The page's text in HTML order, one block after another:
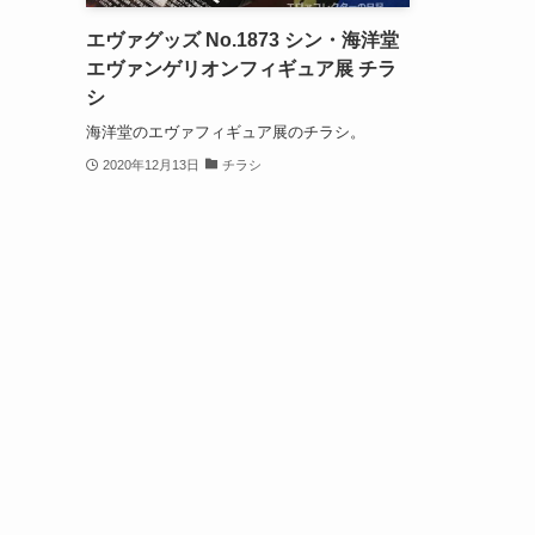
エヴァグッズ No.1873 シン・海洋堂
エヴァンゲリオンフィギュア展 チラ
シ
海洋堂のエヴァフィギュア展のチラシ。
2020年12月13日 チラシ